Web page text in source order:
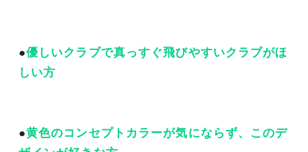
●優しいクラブで真っすぐ飛びやすいクラブがほ
しい方
●黄色のコンセプトカラーが気にならず、このデ